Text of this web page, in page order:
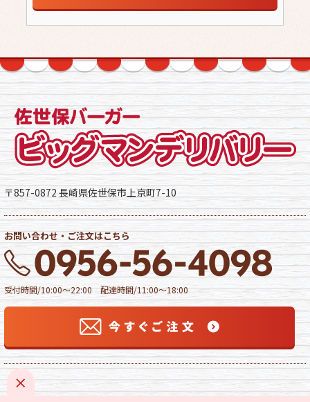
〒857-0872 長崎県佐世保市上京町7-10
お問い合わせ・ご注文はこちら
受付時間/10:00～22:00 配達時間/11:00～18:00